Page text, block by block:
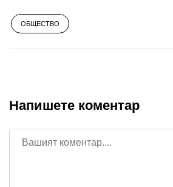
ОБЩЕСТВО
Напишете коментар